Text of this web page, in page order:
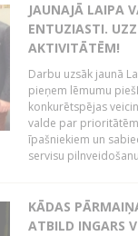
JAUNAJĀ LAIPA
ENTUZIASTI.
AKTIVITĀTĒM!
Darbu uzsāk jaunā
pieņem lēmumu
konkurētspējas
valde par
īpašniekiem un
servisu
KĀDAS
ATBILD INGARS